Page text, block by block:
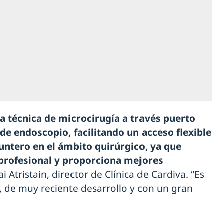
técnica de microcirugía a través puerto
endoscopio, facilitando un acceso flexible
en el ámbito quirúrgico, ya que
y proporciona mejores
Atristain, director de Clínica de Cardiva. “Es
muy reciente desarrollo y con un gran